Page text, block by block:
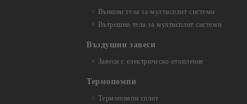
Външни тела за мултисплит системи
Вътрешни тела за мултисплит системи
Въздушни завеси
Завеси с електрическо отопление
Термопомпи
Термопомпи сплит